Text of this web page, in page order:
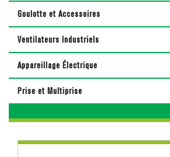
Goulotte et Accessoires
Ventilateurs Industriels
Appareillage Électrique
Prise et Multiprise